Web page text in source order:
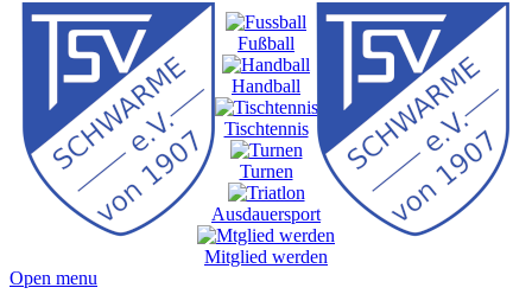
Fußball
Handball
Tischtennis
Turnen
Ausdauersport
Mitglied werden
Open menu